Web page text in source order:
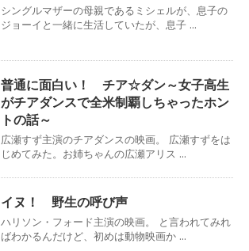
シングルマザーの母親であるミシェルが、息子の
ジョーイと一緒に生活していたが、息子 ...
普通に面白い！ チア☆ダン～女子高生
がチアダンスで全米制覇しちゃったホン
トの話～
広瀬すず主演のチアダンスの映画。 広瀬すずをは
じめてみた。お姉ちゃんの広瀬アリス ...
イヌ！ 野生の呼び声
ハリソン・フォード主演の映画。 と言われてみれ
ばわかるんだけど、初めは動物映画か ...